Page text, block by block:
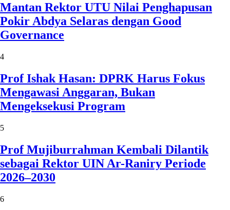
Mantan Rektor UTU Nilai Penghapusan
Pokir Abdya Selaras dengan Good
Governance
4
Prof Ishak Hasan: DPRK Harus Fokus
Mengawasi Anggaran, Bukan
Mengeksekusi Program
5
Prof Mujiburrahman Kembali Dilantik
sebagai Rektor UIN Ar-Raniry Periode
2026–2030
6